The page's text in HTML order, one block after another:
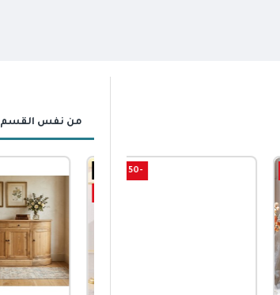
من نفس القسم
جديد